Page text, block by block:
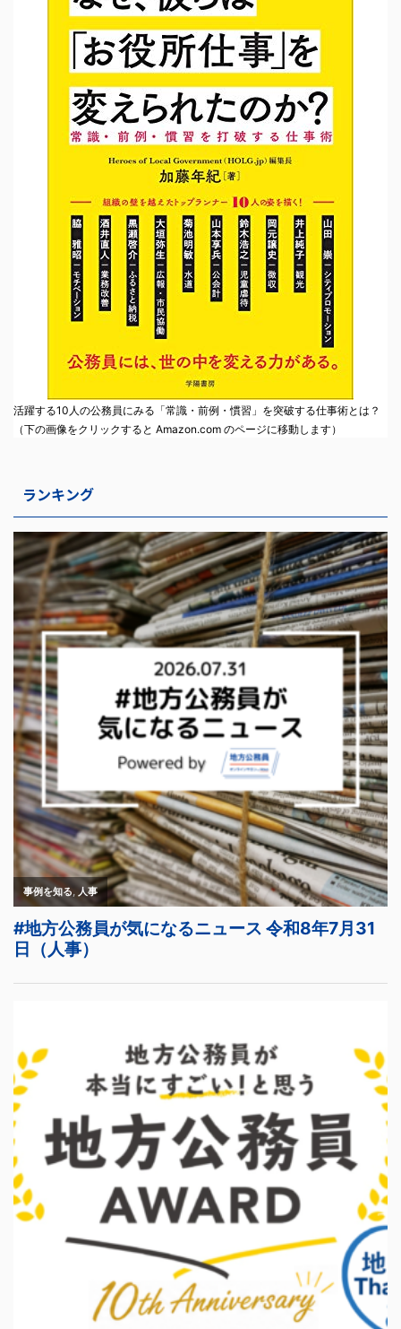
活躍する10人の公務員にみる「常識・前例・慣習」を突破する仕事術とは？
（下の画像をクリックすると Amazon.com のページに移動します）
ランキング